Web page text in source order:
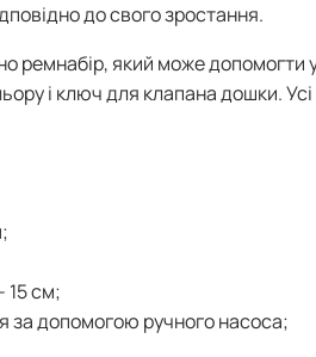
до свого зростання.
ремнабір, який може допомогти
і ключ для клапана дошки.
15 см;
за допомогою ручного насоса;